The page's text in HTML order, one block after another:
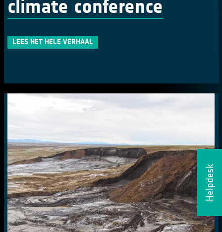
Helpdesk
climate conference
LEES HET HELE VERHAAL